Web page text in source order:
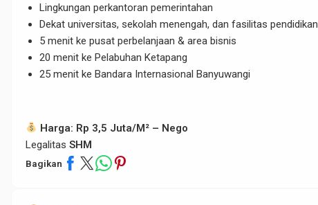
Lingkungan perkantoran pemerintahan
Dekat universitas, sekolah menengah, dan fasilitas pendidikan
5 menit ke pusat perbelanjaan & area bisnis
20 menit ke Pelabuhan Ketapang
25 menit ke Bandara Internasional Banyuwangi
Harga: Rp 3,5 Juta/M² – Nego
Legalitas SHM
Bagikan